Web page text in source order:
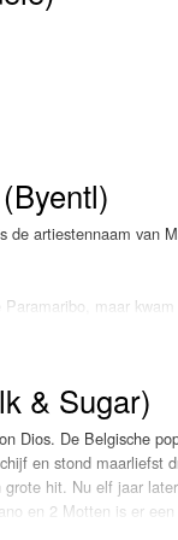
de artiestennaam van
maar
Lammerts zingt in de
door in de
gaat Lammerts een
voor de
in de dertig man
& Sugar)
Dios. De Belgische
en stond
hit. Nu elf jaar
en 2 Motten is er